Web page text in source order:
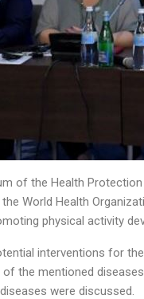
of the Health
World Health
physical activity
interventions for
the mentioned
were discussed.